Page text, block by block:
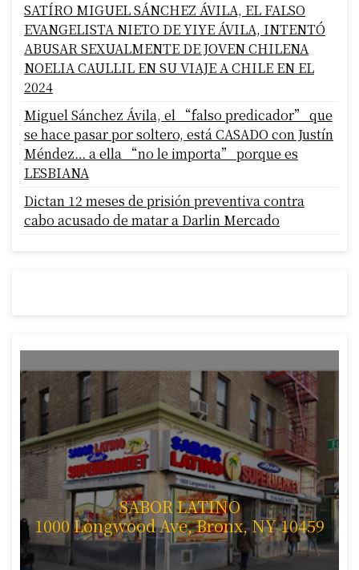
SATÍRO MIGUEL SÁNCHEZ ÁVILA, EL FALSO
EVANGELISTA NIETO DE YIYE ÁVILA, INTENTÓ
ABUSAR SEXUALMENTE DE JOVEN CHILENA
NOELIA CAULLIL EN SU VIAJE A CHILE EN EL
2024
Miguel Sánchez Ávila, el “falso predicador” que
se hace pasar por soltero, está CASADO con Justín
Méndez… a ella “no le importa” porque es
LESBIANA
Dictan 12 meses de prisión preventiva contra
cabo acusado de matar a Darlin Mercado
SABOR LATINO
1000 Longwood Ave, Bronx, NY 10459